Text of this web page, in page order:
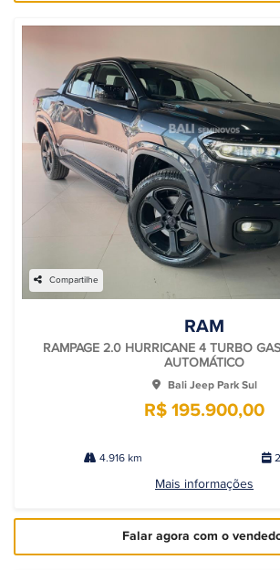
Compartilhe
RAM
RAMPAGE 2.0 HURRICANE 4 TURBO
AUTOMÁTICO
Bali Jeep Park Sul
R$ 195.900,00
4.916 km
Mais informações
Falar agora com o